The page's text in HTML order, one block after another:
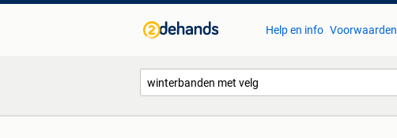
Help en info Voorwaarden